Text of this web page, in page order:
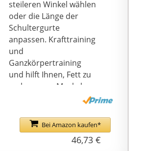
steileren Winkel wählen
oder die Länge der
Schultergurte
anpassen. Krafttraining
und
Ganzkörpertraining
und hilft Ihnen, Fett zu
verbrennen, Muskeln
verbessern und die
Ausdauer zu steigern.
✅Hohe Sicherheit und
Bei Amazon kaufen*
46,73 €